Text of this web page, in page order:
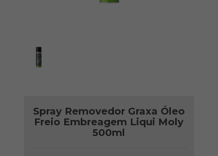
Spray Removedor Graxa Óleo
Freio Embreagem Liqui Moly
500ml